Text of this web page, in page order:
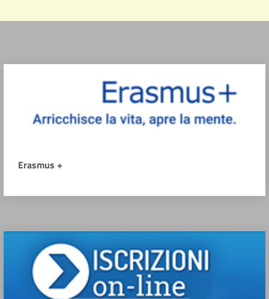
Erasmus +